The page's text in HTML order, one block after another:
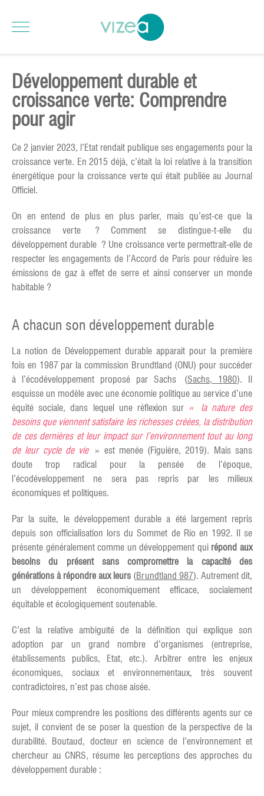
Développement durable et
croissance verte: Comprendre
pour agir
Ce 2 janvier 2023, l’Etat rendait publique ses engagements pour la
croissance verte. En 2015 déjà, c’était la loi relative à la transition
énergétique pour la croissance verte qui était publiée au Journal
Officiel.
On en entend de plus en plus parler, mais qu’est-ce que la
croissance verte ? Comment se distingue-t-elle du
développement durable ? Une croissance verte permettrait-elle de
respecter les engagements de l’Accord de Paris pour réduire les
émissions de gaz à effet de serre et ainsi conserver un monde
habitable ?
A chacun son développement durable
La notion de Développement durable apparait pour la première
fois en 1987 par la commission Brundtland (ONU) pour succéder
à l’écodéveloppement proposé par Sachs (Sachs, 1980). Il
esquisse un modèle avec une économie politique au service d’une
équité sociale, dans lequel une réflexion sur « la nature des
besoins que viennent satisfaire les richesses créées, la distribution
de ces dernières et leur impact sur l’environnement tout au long
de leur cycle de vie» est menée (Figuière, 2019). Mais sans
doute trop radical pour la pensée de l’époque,
l’écodéveloppement ne sera pas repris par les milieux
économiques et politiques.
Par la suite, le développement durable a été largement repris
depuis son officialisation lors du Sommet de Rio en 1992. Il se
présente généralement comme un développement qui répond aux
besoins du présent sans compromettre la capacité des
générations à répondre aux leurs (Brundtland 987). Autrement dit,
un développement économiquement efficace, socialement
équitable et écologiquement soutenable.
C’est la relative ambiguïté de la définition qui explique son
adoption par un grand nombre d’organismes (entreprise,
établissements publics, Etat, etc.). Arbitrer entre les enjeux
économiques, sociaux et environnementaux, très souvent
contradictoires, n’est pas chose aisée.
Pour mieux comprendre les positions des différents agents sur ce
sujet, il convient de se poser la question de la perspective de la
durabilité. Boutaud, docteur en science de l’environnement et
chercheur au CNRS, résume les perceptions des approches du
développement durable :